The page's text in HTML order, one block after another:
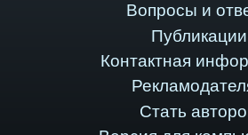
Вопросы и
Публикации
Контактная
Стать